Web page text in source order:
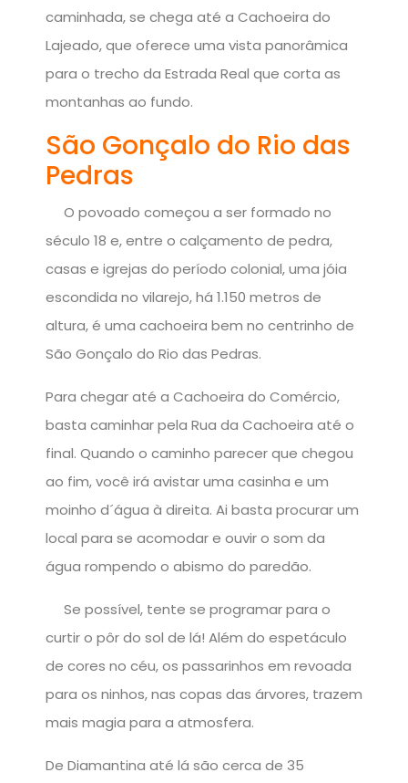
caminhada, se chega até a Cachoeira do
Lajeado, que oferece uma vista panorâmica
para o trecho da Estrada Real que corta as
montanhas ao fundo.
São Gonçalo do Rio das
Pedras
O povoado começou a ser formado no
século 18 e, entre o calçamento de pedra,
casas e igrejas do período colonial, uma jóia
escondida no vilarejo, há 1.150 metros de
altura, é uma cachoeira bem no centrinho de
São Gonçalo do Rio das Pedras.
Para chegar até a Cachoeira do Comércio,
basta caminhar pela Rua da Cachoeira até o
final. Quando o caminho parecer que chegou
ao fim, você irá avistar uma casinha e um
moinho d´água à direita. Ai basta procurar um
local para se acomodar e ouvir o som da
água rompendo o abismo do paredão.
Se possível, tente se programar para o
curtir o pôr do sol de lá! Além do espetáculo
de cores no céu, os passarinhos em revoada
para os ninhos, nas copas das árvores, trazem
mais magia para a atmosfera.
De Diamantina até lá são cerca de 35